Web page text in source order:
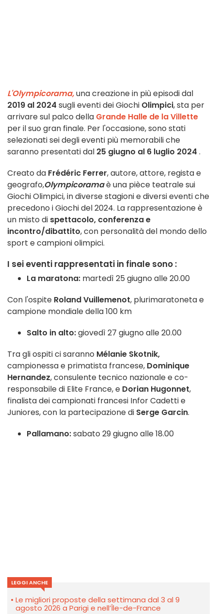
L'Olympicorama,una creazione in più episodi dal
2019 al 2024 sugli eventi dei Giochi Olimpici, sta per
arrivare sul palco della Grande Halle de la Villette
per il suo gran finale. Per l'occasione, sono stati
selezionati sei degli eventi più memorabili che
saranno presentati dal 25 giugno al 6 luglio 2024 .
Creato da Frédéric Ferrer, autore, attore, regista e
geografo,Olympicoramaè una pièce teatrale sui
Giochi Olimpici, in diverse stagioni e diversi eventi che
precedono i Giochi del 2024. La rappresentazione è
un misto di spettacolo, conferenza e
incontro/dibattito, con personalità del mondo dello
sport e campioni olimpici.
I sei eventi rappresentati in finale sono :
La maratona: martedì 25 giugno alle 20.00
Con l'ospite Roland Vuillemenot, plurimaratoneta e
campione mondiale della 100 km
Salto in alto:giovedì 27 giugno alle 20.00
Tra gli ospiti ci saranno Mélanie Skotnik,
campionessa e primatista francese, Dominique
Hernandez, consulente tecnico nazionale e co-
responsabile di Elite France, e Dorian Hugonnet,
finalista dei campionati francesi Infor Cadetti e
Juniores, con la partecipazione di Serge Garcin.
Pallamano:sabato 29 giugno alle 18.00
LEGGI ANCHE
Le migliori proposte della settimana dal 3 al 9
agosto 2026 a Parigi e nell’Île-de-France